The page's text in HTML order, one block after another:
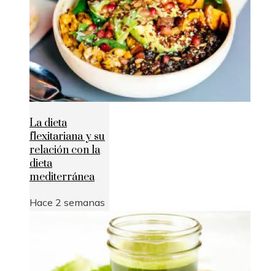
La dieta
flexitariana y su
relación con la
dieta
mediterránea
Hace 2 semanas